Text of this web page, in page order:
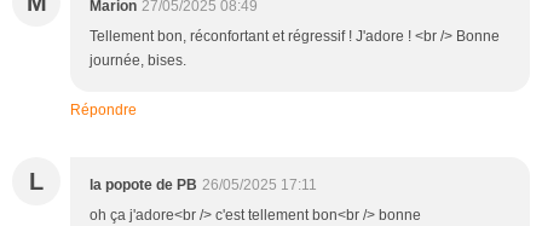
Marion 27/05/2025 08:49
Tellement bon, réconfortant et régressif ! J'adore ! <br /> Bonne
journée, bises.
Répondre
L la popote de PB 26/05/2025 17:11
oh ça j'adore<br /> c'est tellement bon<br /> bonne